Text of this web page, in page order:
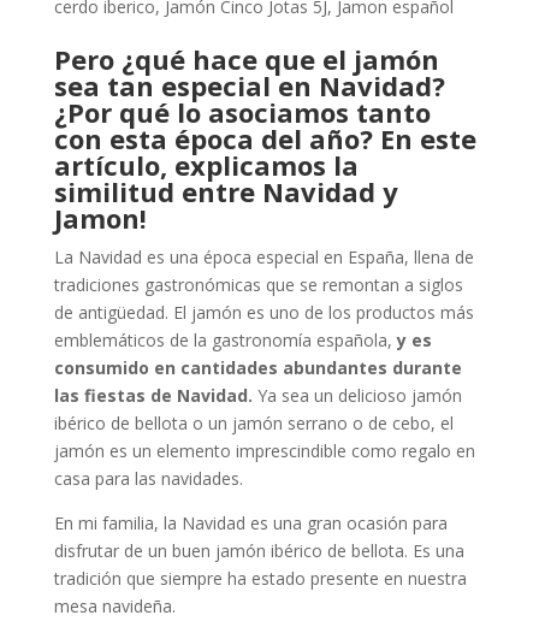
cerdo iberico, Jamón Cinco Jotas 5J, Jamon español
Pero ¿qué hace que el jamón
sea tan especial en Navidad?
¿Por qué lo asociamos tanto
con esta época del año? En este
artículo, explicamos la
similitud entre Navidad y
Jamon!
La Navidad es una época especial en España, llena de
tradiciones gastronómicas que se remontan a siglos
de antigüedad. El jamón es uno de los productos más
emblemáticos de la gastronomía española, y es
consumido en cantidades abundantes durante
las fiestas de Navidad. Ya sea un delicioso jamón
ibérico de bellota o un jamón serrano o de cebo, el
jamón es un elemento imprescindible como regalo en
casa para las navidades.
En mi familia, la Navidad es una gran ocasión para
disfrutar de un buen jamón ibérico de bellota. Es una
tradición que siempre ha estado presente en nuestra
mesa navideña.